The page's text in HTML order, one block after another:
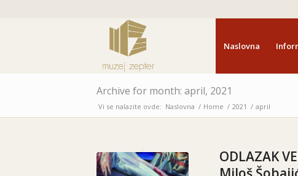
Naslovna
Archive for month: april, 2021
Vi se nalazite ovde: Naslovna / Home / 2021 / april
ODLAZAK